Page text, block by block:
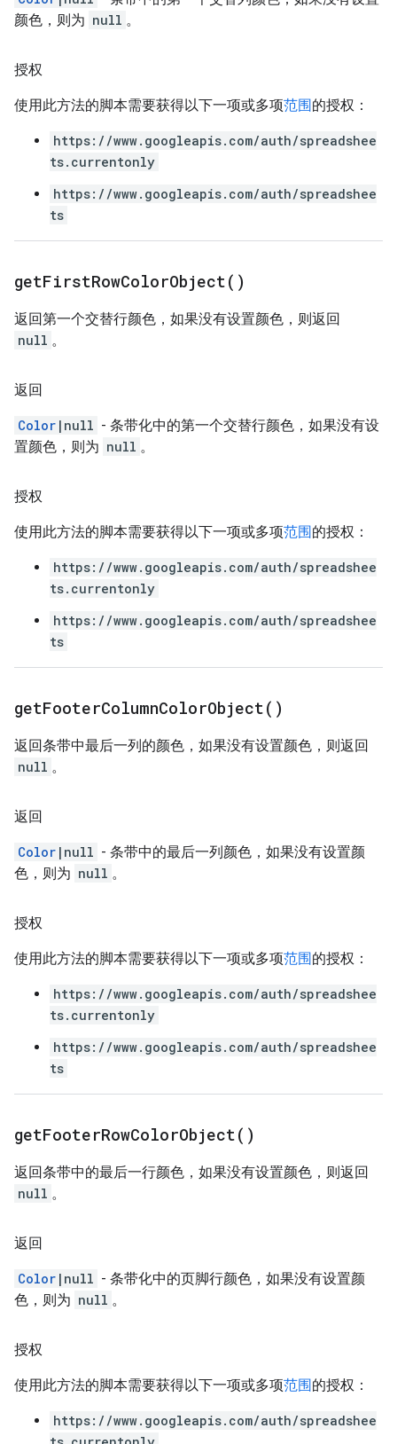
颜色，则为 null 。
授权
使用此方法的脚本需要获得以下一项或多项范围的授权：
https://www.googleapis.com/auth/spreadshee
ts.currentonly
https://www.googleapis.com/auth/spreadshee
ts
getFirstRowColorObject( )
返回第一个交替行颜色，如果没有设置颜色，则返回
null 。
返回
Color |null - 条带化中的第一个交替行颜色，如果没有设
置颜色，则为 null 。
授权
使用此方法的脚本需要获得以下一项或多项范围的授权：
https://www.googleapis.com/auth/spreadshee
ts.currentonly
https://www.googleapis.com/auth/spreadshee
ts
getFooterColumnColorObject( )
返回条带中最后一列的颜色，如果没有设置颜色，则返回
null 。
返回
Color |null - 条带中的最后一列颜色，如果没有设置颜
色，则为 null 。
授权
使用此方法的脚本需要获得以下一项或多项范围的授权：
https://www.googleapis.com/auth/spreadshee
ts.currentonly
https://www.googleapis.com/auth/spreadshee
ts
getFooterRowColorObject( )
返回条带中的最后一行颜色，如果没有设置颜色，则返回
null 。
返回
Color |null - 条带化中的页脚行颜色，如果没有设置颜
色，则为 null 。
授权
使用此方法的脚本需要获得以下一项或多项范围的授权：
https://www.googleapis.com/auth/spreadshee